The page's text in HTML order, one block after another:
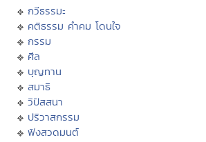
กวีธรรมะ
คติธรรม คำคม โดนใจ
กรรม
ศีล
บุญทาน
สมาธิ
วิปัสสนา
ปริวาสกรรม
ฟังสวดมนต์